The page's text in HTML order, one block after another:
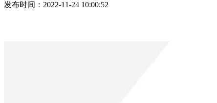
发布时间 ：2022-11-24 10:00:52